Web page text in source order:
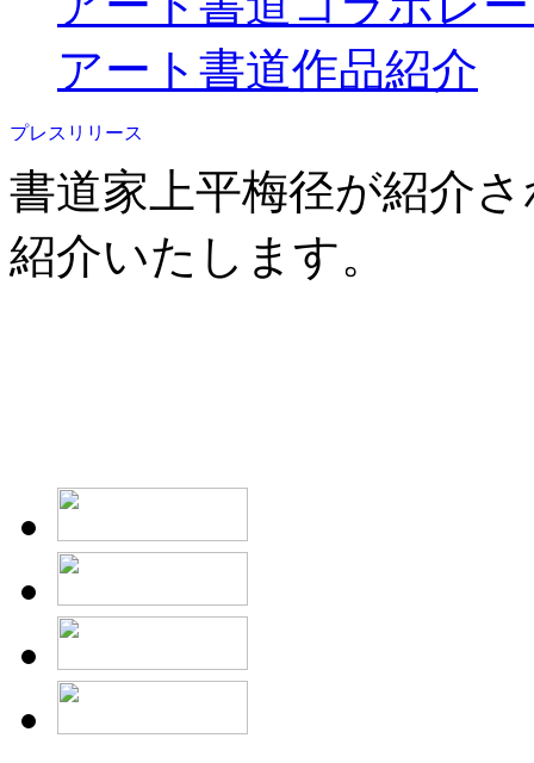
アート書道作品紹介
書道家上平梅径が紹介
紹介いたします。